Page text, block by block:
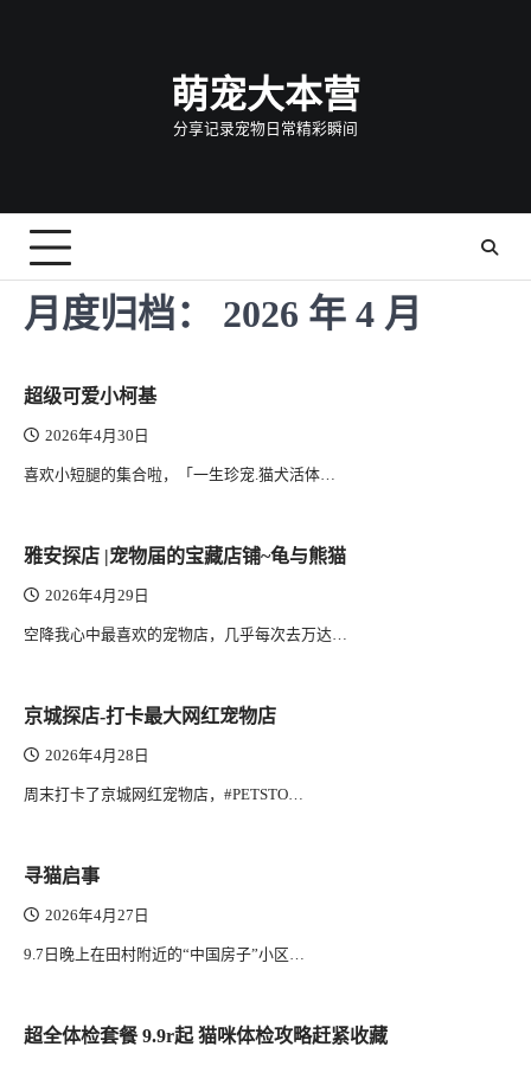
萌宠大本营
分享记录宠物日常精彩瞬间
月度归档： 2026 年 4 月
超级可爱小柯基
2026年4月30日
喜欢小短腿的集合啦，「一生珍宠.猫犬活体…
雅安探店 |宠物届的宝藏店铺~龟与熊猫
2026年4月29日
空降我心中最喜欢的宠物店，几乎每次去万达…
京城探店-打卡最大网红宠物店
2026年4月28日
周末打卡了京城网红宠物店，#PETSTO…
寻猫启事
2026年4月27日
9.7日晚上在田村附近的“中国房子”小区…
超全体检套餐 9.9r起 猫咪体检攻略赶紧收藏